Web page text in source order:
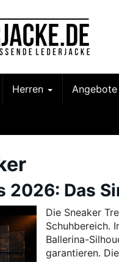
Herren Angebote
2026: Das
Die Sneaker
Schuhbereich.
Ballerina-
garantieren.